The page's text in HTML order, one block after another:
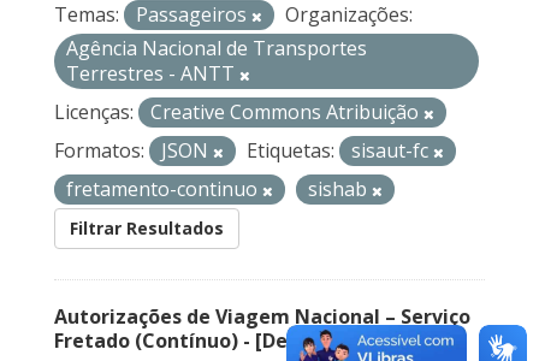
Temas: Passageiros
Organizações:
Agência Nacional de Transportes
Terrestres - ANTT
Licenças:
Creative Commons Atribuição
Formatos:
JSON Etiquetas:
sisaut-fc
fretamento-continuo
sishab
Filtrar Resultados
Autorizações de Viagem Nacional – Serviço
Fretado (Contínuo) - [Descontinuado]